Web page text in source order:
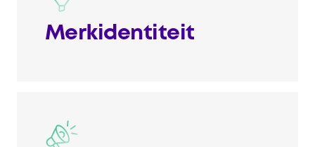
Merkidentiteit